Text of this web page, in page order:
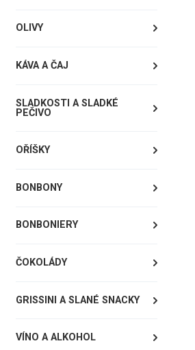
OLIVY
KÁVA A ČAJ
SLADKOSTI A SLADKÉ
PEČIVO
OŘÍŠKY
BONBONY
BONBONIERY
ČOKOLÁDY
GRISSINI A SLANÉ SNACKY
VÍNO A ALKOHOL